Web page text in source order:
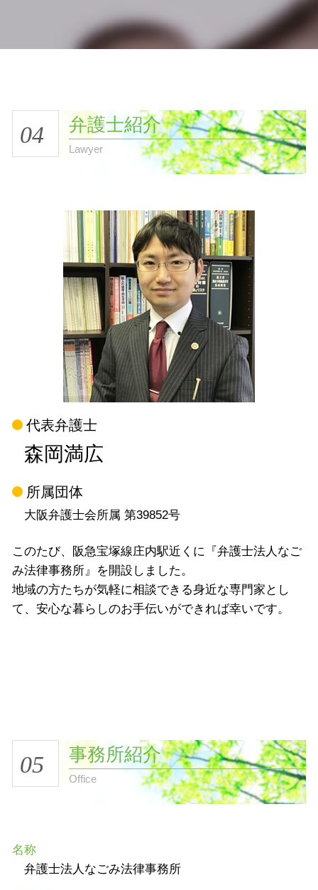
04 弁護士紹介
Lawyer
代表弁護士
森岡満広
所属団体
大阪弁護士会所属 第39852号
このたび、阪急宝塚線庄内駅近くに『弁護士法人なご
み法律事務所』を開設しました。
地域の方たちが気軽に相談できる身近な専門家とし
て、安心な暮らしのお手伝いができれば幸いです。
05 事務所紹介
Office
名称
弁護士法人なごみ法律事務所